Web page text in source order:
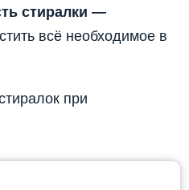
стиралки —
всё необходимое в
при